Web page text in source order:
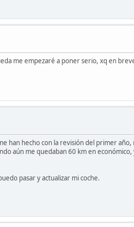
me empezaré a poner serio, xq en
han hecho con la revisión del primer
aún me quedaban 60 km en económico,
pasar y actualizar mi coche.